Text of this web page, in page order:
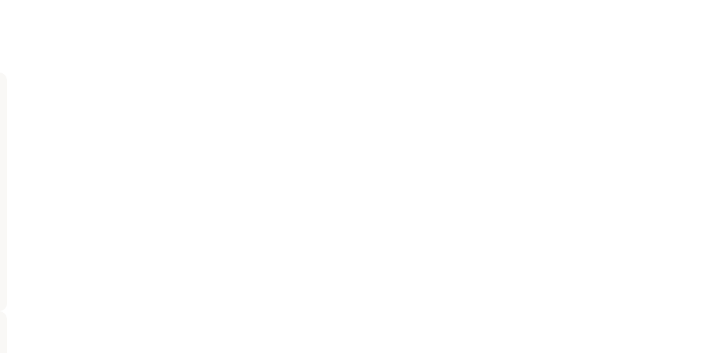
pensamentos cubra cada uma delas com amor derrame
que você possui um amor infinito visualize pessoas
a distância sem importar se são conhecidos ou desconhecidos
mundo luminoso e silencioso você retorna a consciência do
você compartilha com todos os seus órgãos e deixa que essa